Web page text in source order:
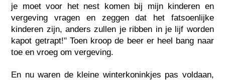
je moet voor het nest komen bij mijn kinderen en
vergeving vragen en zeggen dat het fatsoenlijke
kinderen zijn, anders zullen je ribben in je lijf worden
kapot getrapt!" Toen kroop de beer er heel bang naar
toe en vroeg om vergeving.
En nu waren de kleine winterkoninkjes pas voldaan,